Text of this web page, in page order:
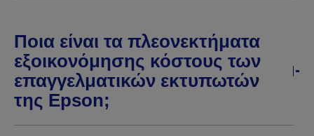
Ποια είναι τα πλεονεκτήματα
εξοικονόμησης κόστους των
επαγγελματικών εκτυπωτών
της Epson;